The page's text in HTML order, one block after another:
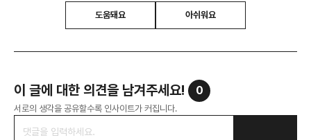
도움돼요 아쉬워요
이 글에 대한 의견을 남겨주세요! 0
서로의 생각을 공유할수록 인사이트가 커집니다.